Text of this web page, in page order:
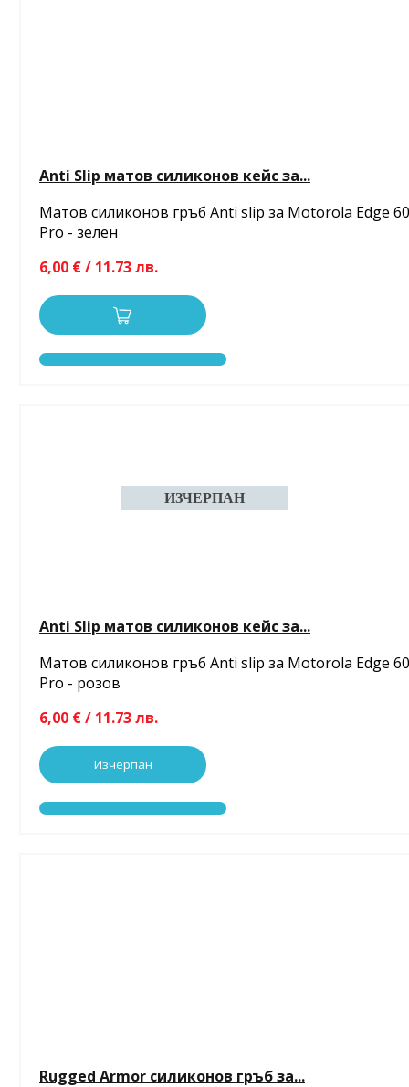
Anti Slip матов силиконов кейс за...
Матов силиконов гръб Anti slip за Motorola Edge 60
Pro - зелен
6,00 € / 11.73 лв.
Anti Slip матов силиконов кейс за...
Матов силиконов гръб Anti slip за Motorola Edge 60
Pro - розов
6,00 € / 11.73 лв.
Изчерпан
Rugged Armor силиконов гръб за...